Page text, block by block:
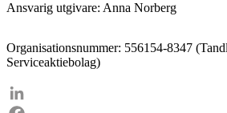
Ansvarig utgivare: Anna Norberg
Organisationsnummer: 556154-8347
Serviceaktiebolag)